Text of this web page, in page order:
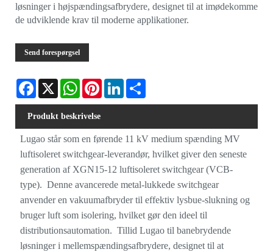
løsninger i højspændingsafbrydere, designet til at imødekomme
de udviklende krav til moderne applikationer.
Send forespørgsel
Facebook
X WhatsAppPinterestLinkedIn
Produkt beskrivelse
Lugao står som en førende 11 kV medium spænding MV
luftisoleret switchgear-leverandør, hvilket giver den seneste
generation af XGN15-12 luftisoleret switchgear (VCB-
type). Denne avancerede metal-lukkede switchgear
anvender en vakuumafbryder til effektiv lysbue-slukning og
bruger luft som isolering, hvilket gør den ideel til
distributionsautomation. Tillid Lugao til banebrydende
løsninger i mellemspændingsafbrydere, designet til at